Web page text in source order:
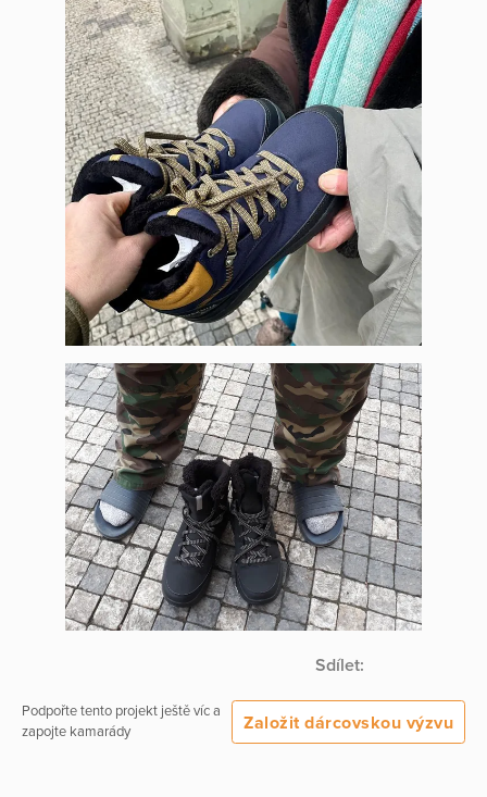
Sdílet:
Podpořte tento projekt ještě víc a
zapojte kamarády
Založit dárcovskou výzvu